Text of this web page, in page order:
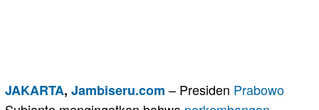
JAKARTA, Jambiseru.com – Presiden Prabowo